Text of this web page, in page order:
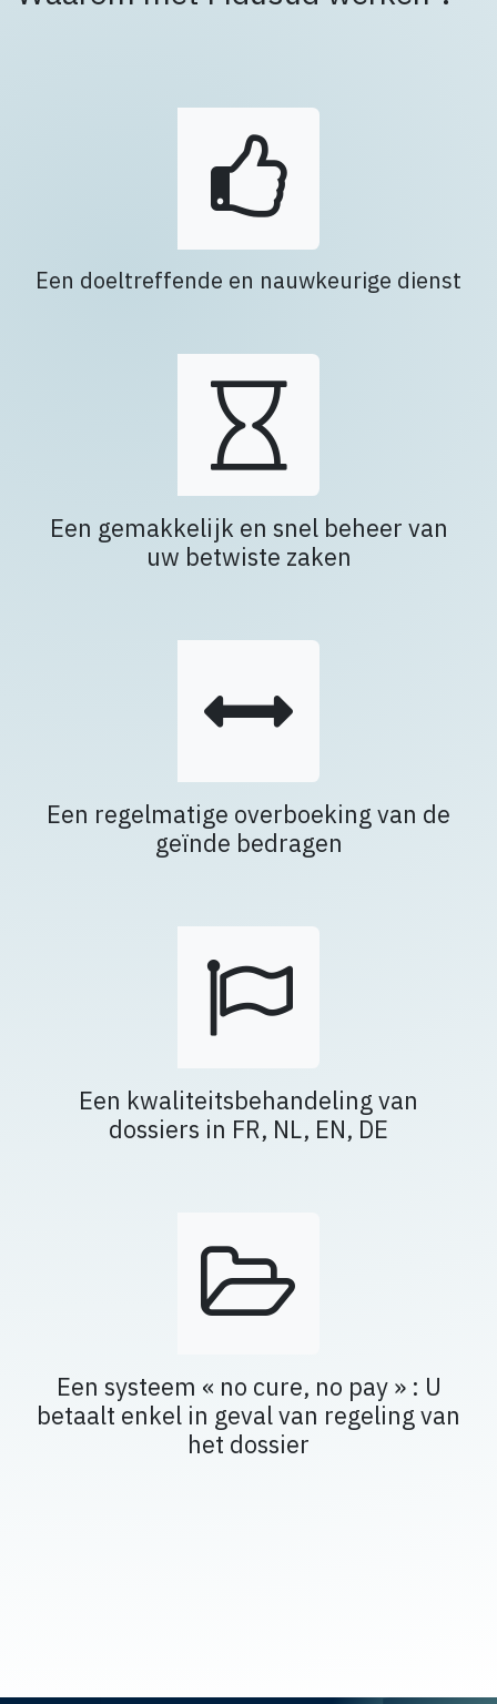
Een doeltreffende en nauwkeurige dienst
Een gemakkelijk en snel beheer van
uw betwiste zaken​
Een regelmatige overboeking van de
geïnde bedragen​
Een kwaliteitsbehandeling van
dossiers in FR, NL, EN, DE​
Een systeem « no cure, no pay » : U
betaalt enkel in geval van regeling van
het dossier